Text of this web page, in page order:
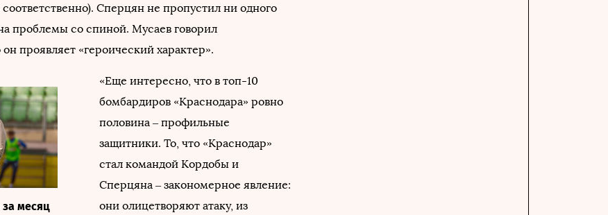
соответственно). Сперцян не пропустил ни одного
проблемы со спиной. Мусаев говорил
проявляет «героический характер».
месяц
«Еще интересно, что в топ-10
бомбардиров «Краснодара» ровно
половина – профильные
защитники. То, что «Краснодар»
стал командой Кордобы и
Сперцяна – закономерное явление:
они олицетворяют атаку, из